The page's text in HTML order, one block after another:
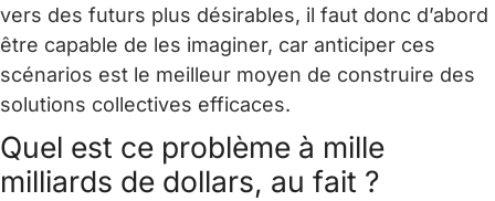
vers des futurs plus désirables, il faut donc d’abord
être capable de les imaginer, car anticiper ces
scénarios est le meilleur moyen de construire des
solutions collectives efficaces.
Quel est ce problème à mille
milliards de dollars, au fait ?